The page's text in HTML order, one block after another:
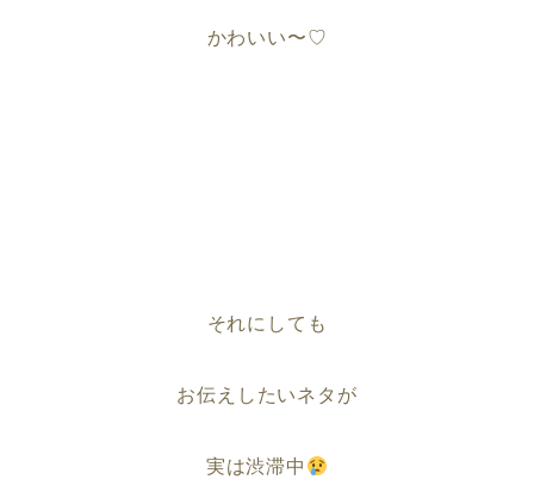
かわいい〜♡
それにしても
お伝えしたいネタが
実は渋滞中